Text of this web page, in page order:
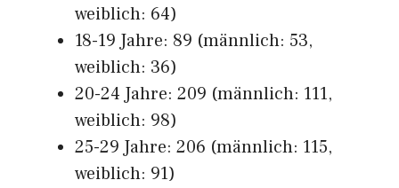
weiblich: 64)
18-19 Jahre: 89 (männlich: 53,
weiblich: 36)
20-24 Jahre: 209 (männlich: 111,
weiblich: 98)
25-29 Jahre: 206 (männlich: 115,
weiblich: 91)